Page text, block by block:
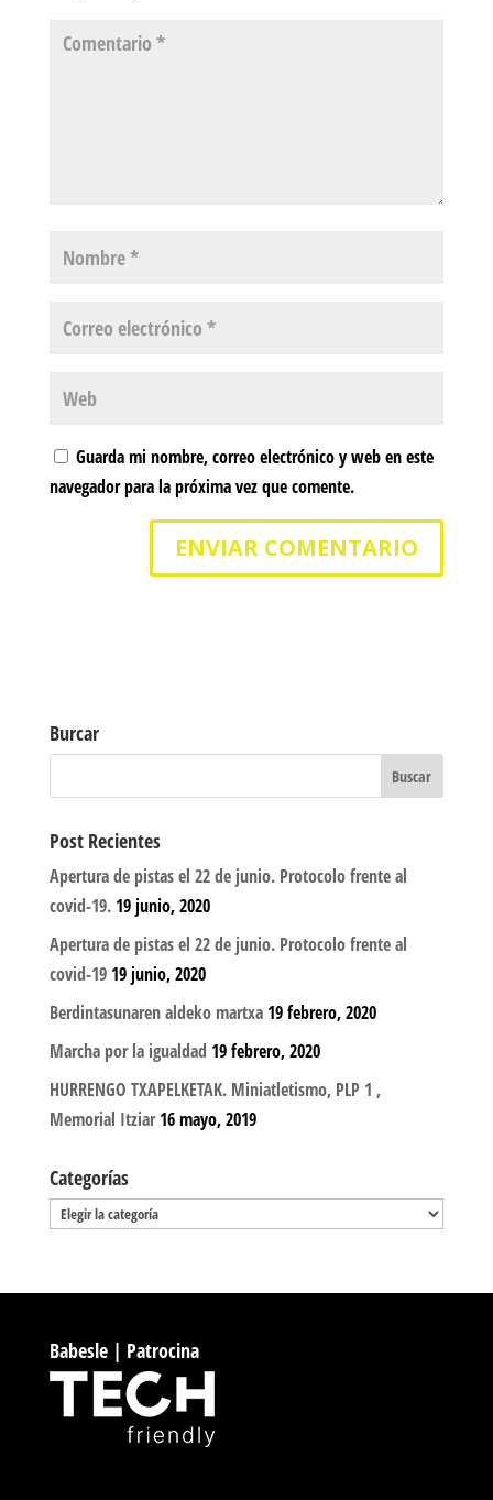
Guarda mi nombre, correo electrónico y web en este
navegador para la próxima vez que comente.
Burcar
Post Recientes
Apertura de pistas el 22 de junio. Protocolo frente al
covid-19. 19 junio, 2020
Apertura de pistas el 22 de junio. Protocolo frente al
covid-19 19 junio, 2020
Berdintasunaren aldeko martxa 19 febrero, 2020
Marcha por la igualdad 19 febrero, 2020
HURRENGO TXAPELKETAK. Miniatletismo, PLP 1 ,
Memorial Itziar 16 mayo, 2019
Categorías
Categorías
Babesle | Patrocina